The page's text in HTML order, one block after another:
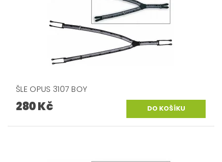
ŠLE OPUS 3107 BOY
280 Kč